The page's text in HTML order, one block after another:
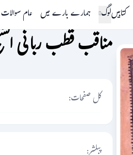
کتابیںلوگ ہمارے بارے میں عام سوالات
مناقب قطب ربانی
کل صفحات: